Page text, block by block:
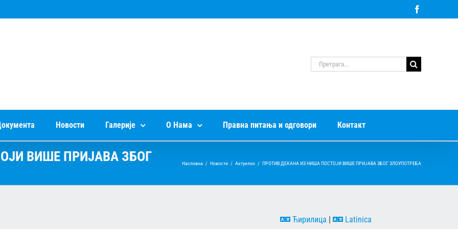
Претрага
за:
Новости Галерије О Нама Правна питања и одговори Контакт
ВИШЕ ПРИЈАВА ЗБОГ
Насловна / Новости / Актуелно / ПРОТИВ ДЕКАНА ИЗ НИША ПОСТОЈИ ВИШЕ ПРИЈАВА ЗБОГ ЗЛОУПОТРЕБА
Ћирилица Latinica